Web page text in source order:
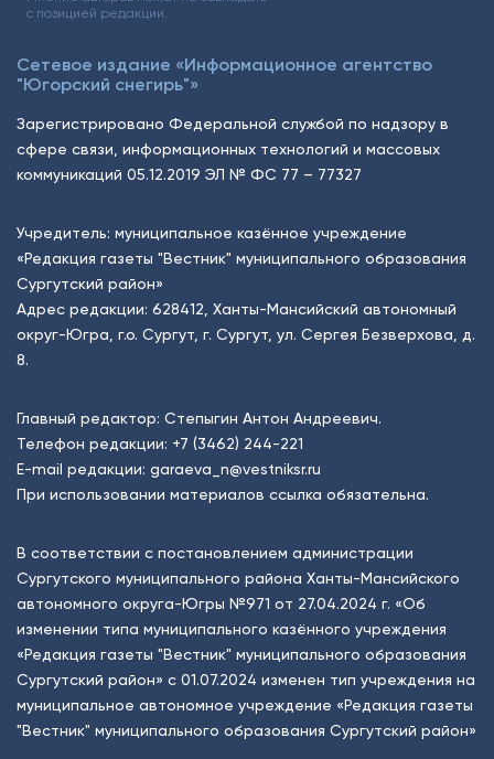
с позицией редакции.
Сетевое издание «Информационное агентство
"Югорский снегирь"»
Зарегистрировано Федеральной службой по надзору в
сфере связи, информационных технологий и массовых
коммуникаций 05.12.2019 ЭЛ № ФС 77 – 77327
Учредитель: муниципальное казённое учреждение
«Редакция газеты "Вестник" муниципального образования
Сургутский район»
Адрес редакции: 628412, Ханты-Мансийский автономный
округ-Югра, г.о. Сургут, г. Сургут, ул. Сергея Безверхова, д.
8.
Главный редактор: Степыгин Антон Андреевич.
Телефон редакции: +7 (3462) 244-221
E-mail редакции: garaeva_n@vestniksr.ru
При использовании материалов ссылка обязательна.
В соответствии с постановлением администрации
Сургутского муниципального района Ханты-Мансийского
автономного округа-Югры №971 от 27.04.2024 г. «Об
изменении типа муниципального казённого учреждения
«Редакция газеты "Вестник" муниципального образования
Сургутский район» с 01.07.2024 изменен тип учреждения на
муниципальное автономное учреждение «Редакция газеты
"Вестник" муниципального образования Сургутский район»